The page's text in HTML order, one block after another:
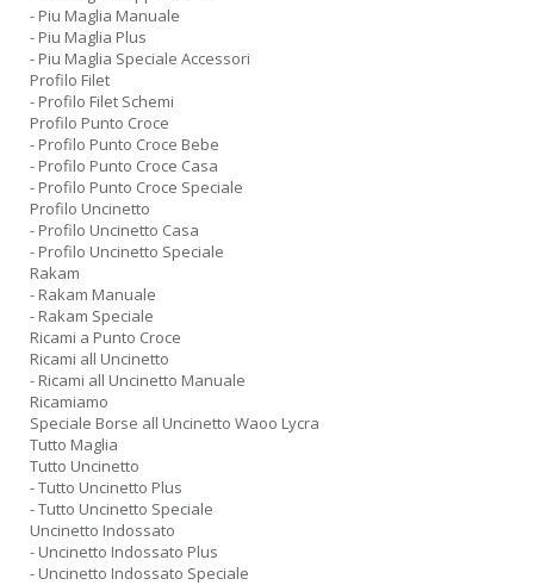
- Piu Maglia Manuale
- Piu Maglia Plus
- Piu Maglia Speciale Accessori
Profilo Filet
- Profilo Filet Schemi
Profilo Punto Croce
- Profilo Punto Croce Bebe
- Profilo Punto Croce Casa
- Profilo Punto Croce Speciale
Profilo Uncinetto
- Profilo Uncinetto Casa
- Profilo Uncinetto Speciale
Rakam
- Rakam Manuale
- Rakam Speciale
Ricami a Punto Croce
Ricami all Uncinetto
- Ricami all Uncinetto Manuale
Ricamiamo
Speciale Borse all Uncinetto Waoo Lycra
Tutto Maglia
Tutto Uncinetto
- Tutto Uncinetto Plus
- Tutto Uncinetto Speciale
Uncinetto Indossato
- Uncinetto Indossato Plus
- Uncinetto Indossato Speciale